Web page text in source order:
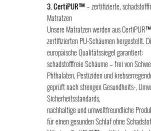
3. CertiPUR™ – zertifizierte,
Matratzen
Unsere Matratzen werden aus
zertifizierten PU-Schäumen hergestellt.
europäische Qualitätssiegel garantiert:
schadstofffreie Schäume – frei von
Phthalaten, Pestiziden und
geprüft nach strengen Gesundheits-,
Sicherheitsstandards,
nachhaltige und umweltfreundliche
für einen gesunden Schlaf ohne